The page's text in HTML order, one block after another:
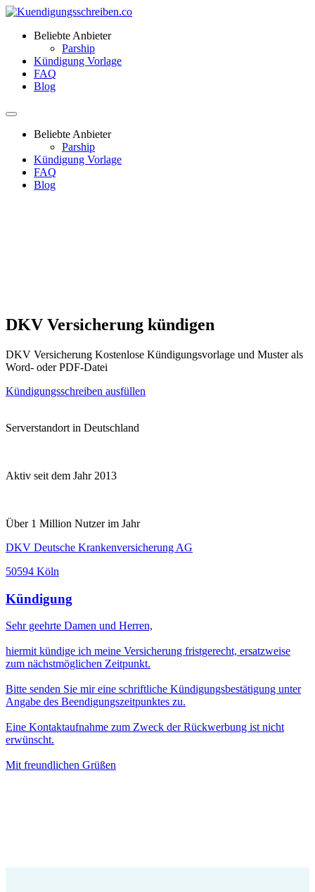
Beliebte Anbieter
Parship
Kündigung Vorlage
FAQ
Blog
Beliebte Anbieter
Parship
Kündigung Vorlage
FAQ
Blog
DKV Versicherung kündigen
DKV Versicherung Kostenlose Kündigungsvorlage und Muster als
Word- oder PDF-Datei
Kündigungsschreiben ausfüllen
Serverstandort in Deutschland
Aktiv seit dem Jahr 2013
Über 1 Million Nutzer im Jahr
DKV Deutsche Krankenversicherung AG
50594 Köln
Kündigung
Sehr geehrte Damen und Herren,
hiermit kündige ich meine Versicherung fristgerecht, ersatzweise
zum nächstmöglichen Zeitpunkt.
Bitte senden Sie mir eine schriftliche Kündigungsbestätigung unter
Angabe des Beendigungszeitpunktes zu.
Eine Kontaktaufnahme zum Zweck der Rückwerbung ist nicht
erwünscht.
Mit freundlichen Grüßen